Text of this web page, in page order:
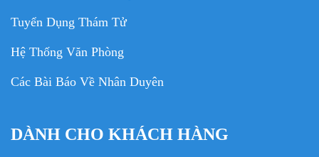
Tuyển Dụng Thám Tử
Hệ Thống Văn Phòng
Các Bài Báo Về Nhân Duyên
DÀNH CHO KHÁCH HÀNG